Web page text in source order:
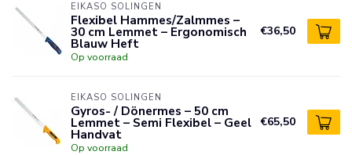
EIKASO SOLINGEN
Flexibel Hammes/Zalmmes –
30 cm Lemmet – Ergonomisch
Blauw Heft
Op voorraad
€36,50
EIKASO SOLINGEN
Gyros- / Dönermes – 50 cm
Lemmet – Semi Flexibel – Geel
Handvat
Op voorraad
€65,50